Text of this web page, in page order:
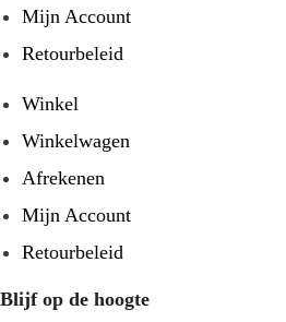
Mijn Account
Retourbeleid
Winkel
Winkelwagen
Afrekenen
Mijn Account
Retourbeleid
Blijf op de hoogte